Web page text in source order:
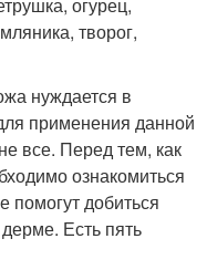
огурец,
творог,
нуждается в
применения данной
все. Перед тем, как
ознакомиться
помогут добиться
Есть пять